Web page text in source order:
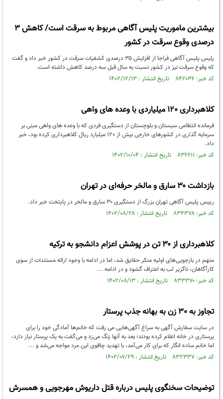
بیشترین ماموریت پلیس آگاهی مربوط به سرقت است/ کاهش ۳
درصدی وقوع سرقت در کشور
رئیس پلیس آگاهی فراجا از افزایش ۳۵ درصدی کشفیات سرقت در کشور خبر داد و گفت
که وقوع سرقت نیز در کشور نسبت به سال قبل سه درصد کاهش داشته است.
کد خبر: ۸۴۲۰۳۶ تاریخ انتشار : ۱۴۰۲/۱۲/۱۳
کلاهبرداری 120 میلیاردی با وعده های واهی
فرمانده انتظامی سیستان و بلوچستان از دستگیری فردی که با وعده های واهی مبنی بر
سرمایه گذاری در کشورهای خارجی بیش از 120 میلیارد ریال کلاهبرداری کرده بود، خبر
داد.
کد خبر: ۸۳۶۶۱۱ تاریخ انتشار : ۱۴۰۲/۱۰/۰۴
بازداشت ۳۰ سارق و مالخر حرفه‌ای در تهران
رییس پلیس آگاهی تهران بزرگ از دستگیری ۳۰ سارق و مالخر در پایتخت خبر داد.
کد خبر: ۸۳۴۳۷۸ تاریخ انتشار : ۱۴۰۲/۰۸/۲۸
کلاهبرداری از ۳۰ تن در پوشش اعزام دانشجو به ترکیه
متهم در بازجویی‌های اولیه منکر حقایق شد، اما در ادامه با وجود ارائه مستندات از سوی
کارآگاهان، ناگزیر لب به اعتراف گشود و در ادامه ...
کد خبر: ۸۳۳۳۷۰ تاریخ انتشار : ۱۴۰۲/۰۸/۱۳
تجاوز به 30 زن به بهانه جذب پرستار
در سایت سفارش آگهی به سراغ آگهی‌هایی می رفت که خانم‌ها آمادگی خود را برای
پرستاری در خانه اعلام کرده بودند؛ بعد به آنها زنگ می‌زد و می‌گفت به یک پرستار نیاز دارد،
اما خانم ساده انگار که برای کار می‌آمد، با تهدید چاقوی این مرد مواجه می‌‌شد و ...
کد خبر: ۸۳۲۳۳۷ تاریخ انتشار : ۱۴۰۲/۰۷/۲۹
توضیحات سخنگوی پلیس درباره قتل داریوش مهرجویی و همسرش